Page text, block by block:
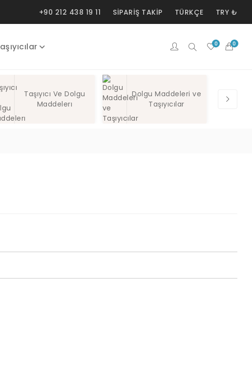
+90 212 438 19 11 SIPARIŞ TAKIP TÜRKÇE TRY ₺
0 0
Taşıyıcı Ve Dolgu
Maddelerı
Dolgu Maddeleri ve
Taşıyıcılar